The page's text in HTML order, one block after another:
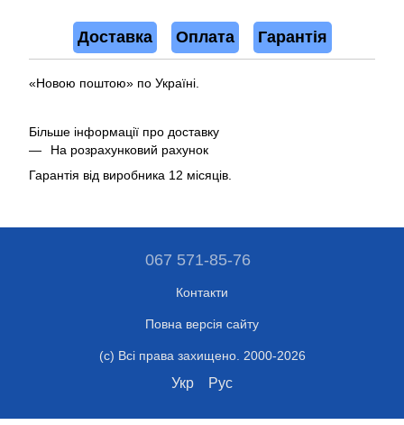
Доставка Оплата Гарантія
«Новою поштою» по Україні.
Більше інформації про доставку
На розрахунковий рахунок
Гарантія від виробника 12 місяців.
067 571-85-76
Контакти
Повна версія сайту
(c) Всі права захищено. 2000-2026
Укр Рус